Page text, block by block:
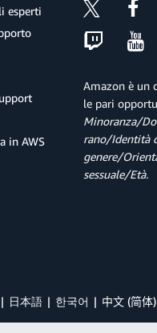
esperti
in AWS
Amazon è un
le pari
Minoranza/
rano/Identità
genere/
sessuale/Età.
日本語 한국어 中文 (简体)